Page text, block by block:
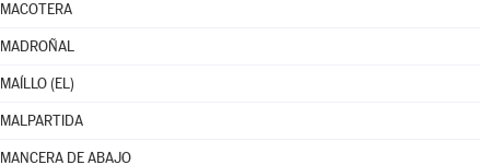
MACOTERA
MADROÑAL
MAÍLLO (EL)
MALPARTIDA
MANCERA DE ABAJO